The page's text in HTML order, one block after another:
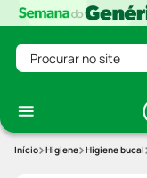
Procurar no site
Higiene Higiene bucal